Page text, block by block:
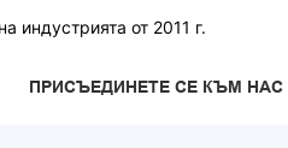
индустрията от 2011 г.
ПРИСЪЕДИНЕТЕ СЕ КЪМ НАС